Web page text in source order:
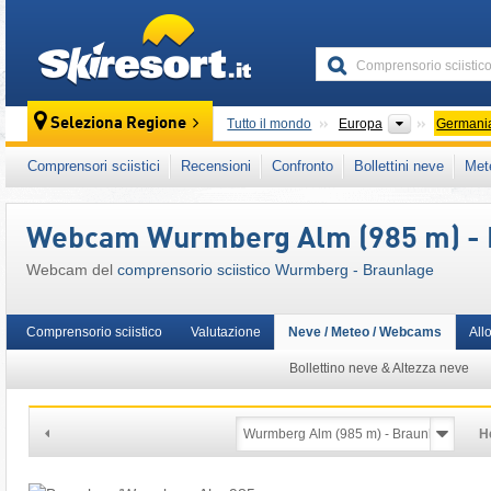
Seleziona Regione Tutto il mondo Europa Continenti
Questo comprensorio sciistico è presente
Europa Centrale
Unione Europea
Comprensori sciistici Recensioni Confronto Bollettini neve
Webcam Wurmberg Alm (985 m) -
Webcam del comprensorio sciistico Wurmberg - Braunlage
Comprensorio sciistico Valutazione Neve / Meteo / Webcams
Bollettino neve & Altezza neve